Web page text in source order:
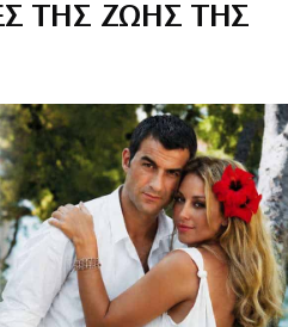
ΤΗΣ ΖΩΗΣ ΤΗΣ